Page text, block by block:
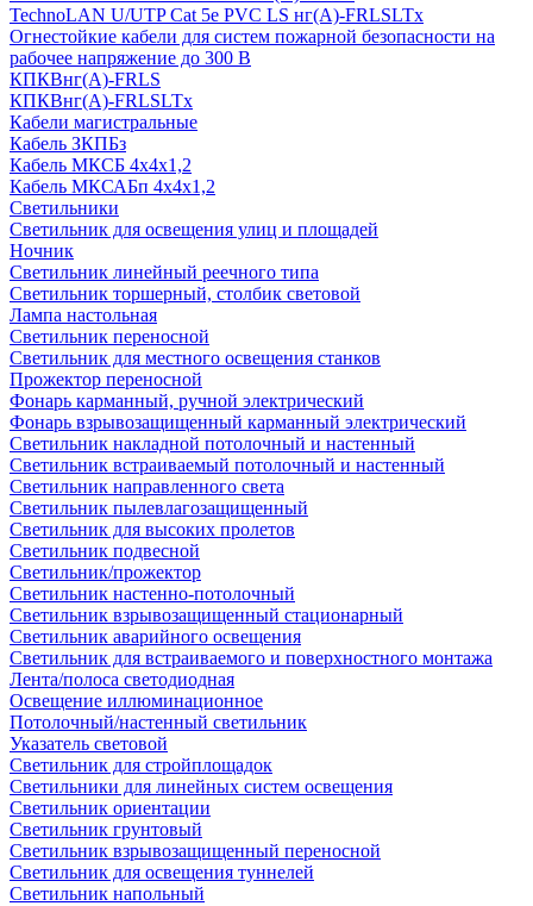
TechnoLAN U/UTP Cat 5e PVC LS нг(A)-FRLSLTx
Огнестойкие кабели для систем пожарной безопасности на
рабочее напряжение до 300 В
КПКВнг(A)-FRLS
КПКВнг(A)-FRLSLTx
Кабели магистральные
Кабель ЗКПБз
Кабель МКСБ 4х4х1,2
Кабель МКСАБп 4х4х1,2
Светильники
Светильник для освещения улиц и площадей
Ночник
Светильник линейный реечного типа
Светильник торшерный, столбик световой
Лампа настольная
Светильник переносной
Светильник для местного освещения станков
Прожектор переносной
Фонарь карманный, ручной электрический
Фонарь взрывозащищенный карманный электрический
Светильник накладной потолочный и настенный
Светильник встраиваемый потолочный и настенный
Светильник направленного света
Светильник пылевлагозащищенный
Светильник для высоких пролетов
Светильник подвесной
Светильник/прожектор
Светильник настенно-потолочный
Светильник взрывозащищенный стационарный
Светильник аварийного освещения
Светильник для встраиваемого и поверхностного монтажа
Лента/полоса светодиодная
Освещение иллюминационное
Потолочный/настенный светильник
Указатель световой
Светильник для стройплощадок
Светильники для линейных систем освещения
Светильник ориентации
Светильник грунтовый
Светильник взрывозащищенный переносной
Светильник для освещения туннелей
Светильник напольный